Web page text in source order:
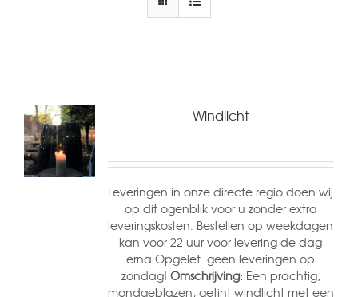
Windlicht
Leveringen in onze directe regio doen wij
op dit ogenblik voor u zonder extra
leveringskosten. Bestellen op weekdagen
kan voor 22 uur voor levering de dag
erna Opgelet: geen leveringen op
zondag! Omschrijving: Een prachtig,
mondgeblazen, getint windlicht met een